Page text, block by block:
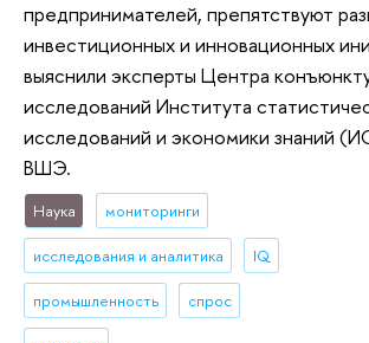
предпринимателей, препятствуют
инвестиционных и инновационных
выяснили эксперты Центра
исследований Института
исследований и экономики знаний
ВШЭ.
Наука мониторинги
исследования и аналитика IQ
промышленность спрос